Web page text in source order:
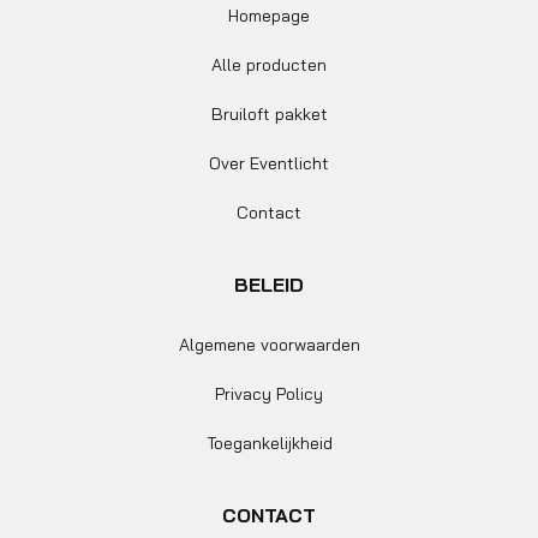
Homepage
Alle producten
Bruiloft pakket
Over Eventlicht
Contact
BELEID
Algemene voorwaarden
Privacy Policy
Toegankelijkheid
CONTACT